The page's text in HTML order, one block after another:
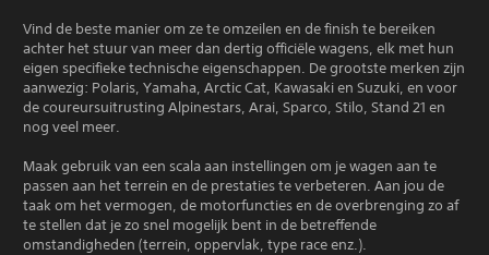
Vind de beste manier om ze te omzeilen en de finish te bereiken
achter het stuur van meer dan dertig officiële wagens, elk met hun
eigen specifieke technische eigenschappen. De grootste merken zijn
aanwezig: Polaris, Yamaha, Arctic Cat, Kawasaki en Suzuki, en voor
de coureursuitrusting Alpinestars, Arai, Sparco, Stilo, Stand 21 en
nog veel meer.
Maak gebruik van een scala aan instellingen om je wagen aan te
passen aan het terrein en de prestaties te verbeteren. Aan jou de
taak om het vermogen, de motorfuncties en de overbrenging zo af
te stellen dat je zo snel mogelijk bent in de betreffende
omstandigheden (terrein, oppervlak, type race enz.).